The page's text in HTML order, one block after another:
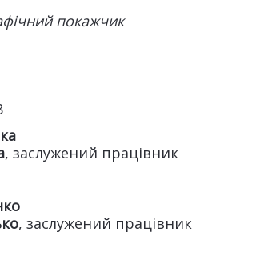
покажчик
, заслужений працівник
, заслужений працівник